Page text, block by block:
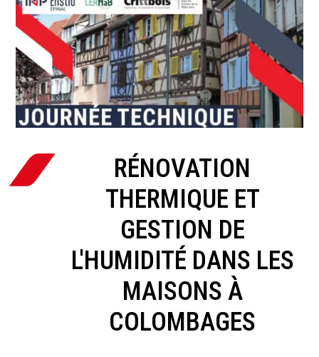
RÉNOVATION
THERMIQUE ET
GESTION DE
L'HUMIDITÉ DANS LES
MAISONS À
COLOMBAGES